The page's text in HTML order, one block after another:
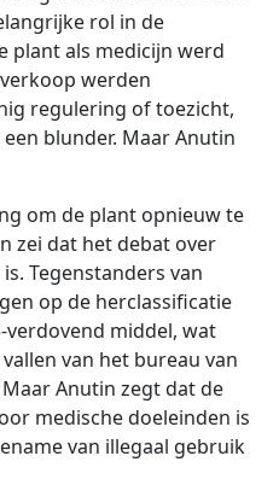
rol in de
plant als medicijn werd
werden
regulering of toezicht,
blunder. Maar Anutin
om de plant opnieuw te
zei dat het debat over
Tegenstanders van
op de herclassificatie
verdovend middel, wat
van het bureau van
Anutin zegt dat de
medische doeleinden is
van illegaal gebruik